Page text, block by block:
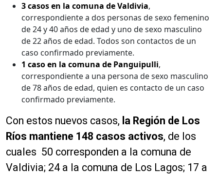
3 casos en la comuna de Valdivia,
correspondiente a dos personas de sexo femenino
de 24 y 40 años de edad y uno de sexo masculino
de 22 años de edad. Todos son contactos de un
caso confirmado previamente.
1 caso en la comuna de Panguipulli,
correspondiente a una persona de sexo masculino
de 78 años de edad, quien es contacto de un caso
confirmado previamente.
Con estos nuevos casos, la Región de Los
Ríos mantiene 148 casos activos, de los
cuales 50 corresponden a la comuna de
Valdivia; 24 a la comuna de Los Lagos; 17 a